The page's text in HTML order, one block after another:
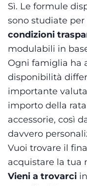
Sì. Le formule
sono studiate per
condizioni
modulabili in
Ogni famiglia ha
disponibilità
importante
importo della
accessorie, così
davvero
Vuoi trovare il
acquistare la tua
Vieni a trovarci